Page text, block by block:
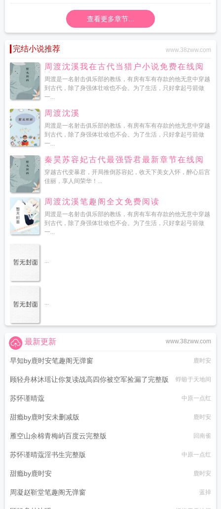
查看更多章节...
完结小说推荐 www.38zww.com
周渡沈溪我在古代当猎户小说免费在线阅
读
周渡是一名射击俱乐部的教练，有房有车有存款的他无意中穿越
到古代，除了身强体壮啥也不会。为了生活，只好拿起弓箭做
一...
周渡沈溪
周渡是一名射击俱乐部的教练，有房有车有存款的他无意中穿越
到古代，除了身强体壮啥也不会。为了生活，只好拿起弓箭做
一...
秦昊苏容妃古代最强昏君最新章节在线阅
读
穿越古代变暴君，开局推倒苏容妃，收天下美女入怀，醉心后宫
佳丽，享人间荣华！...
周渡沈溪笔趣阁全文免费阅读
周渡是一名射击俱乐部的教练，有房有车有存款的他无意中穿越
到古代，除了身强体壮啥也不会。为了生活，只好拿起弓箭做
一...
...
...
www.38zww.com
最新更新
早知by鹿时安笔趣阁无弹窗 鹿时安
顾轻舟林沐瑶让你复读战高四你被空军捡漏了完整版 蜉蝣于天地间
苏怀谨晴蔻 中原一点红
甜瘾by鹿时安未删减版 鹿时安
雁空山余棉青梅屿百度云完整版 回南雀
苏怀谨晴蔻淫书生完整版 中原一点红
甜瘾by鹿时安 鹿时安
周凝赵靳堂笔趣阁无弹窗 蓝掉